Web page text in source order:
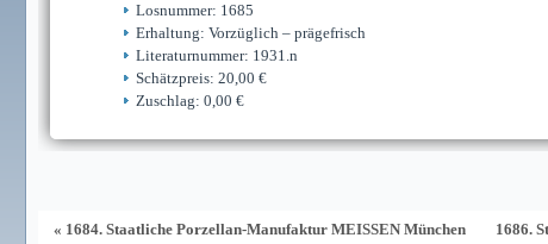
Losnummer: 1685
Erhaltung: Vorzüglich – prägefrisch
Literaturnummer: 1931.n
Schätzpreis: 20,00 €
Zuschlag: 0,00 €
« 1684. Staatliche Porzellan-Manufaktur MEISSEN München 1686.